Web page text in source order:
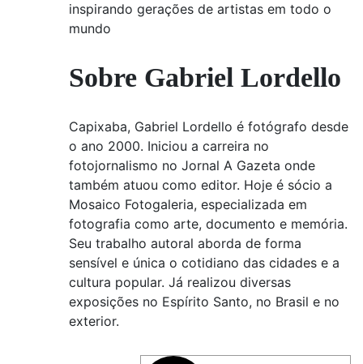
inspirando gerações de artistas em todo o
mundo
Sobre Gabriel Lordello
Capixaba, Gabriel Lordello é fotógrafo desde
o ano 2000. Iniciou a carreira no
fotojornalismo no Jornal A Gazeta onde
também atuou como editor. Hoje é sócio a
Mosaico Fotogaleria, especializada em
fotografia como arte, documento e memória.
Seu trabalho autoral aborda de forma
sensível e única o cotidiano das cidades e a
cultura popular. Já realizou diversas
exposições no Espírito Santo, no Brasil e no
exterior.